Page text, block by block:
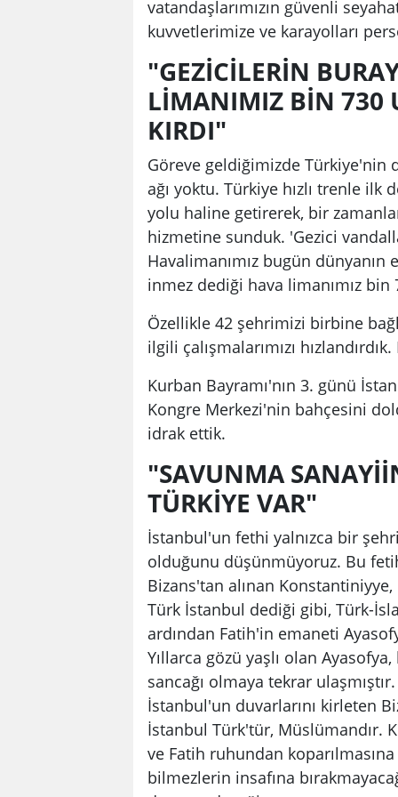
vatandaşlarımızın güvenli
kuvvetlerimize ve karayolları
"GEZİCİLERİN
LİMANIMIZ BİN 730
KIRDI"
Göreve geldiğimizde Türkiye'nin
ağı yoktu. Türkiye hızlı trenle ilk
yolu haline getirerek, bir
hizmetine sunduk. 'Gezici
Havalimanımız bugün
inmez dediği hava limanımız
Özellikle 42 şehrimizi birbine
ilgili çalışmalarımızı
Kurban Bayramı'nın 3. günü
Kongre Merkezi'nin bahçesini
idrak ettik.
"SAVUNMA
TÜRKİYE VAR"
İstanbul'un fethi yalnızca bir
olduğunu düşünmüyoruz. Bu
Bizans'tan alınan
Türk İstanbul dediği gibi, Türk-
ardından Fatih'in emaneti
Yıllarca gözü yaşlı olan
sancağı olmaya tekrar
İstanbul'un duvarlarını kirleten
İstanbul Türk'tür, Müslümandır.
ve Fatih ruhundan
bilmezlerin insafına